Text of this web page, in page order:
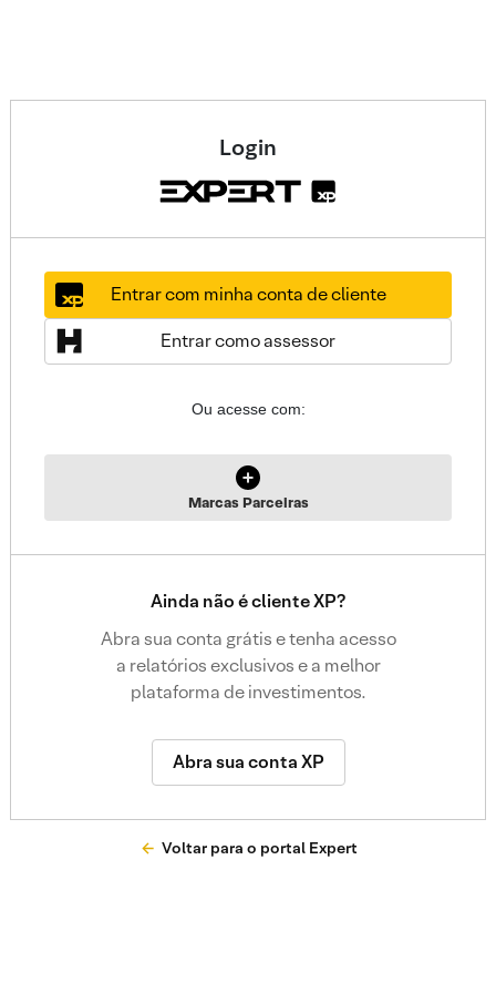
Login
Entrar com minha conta de cliente
Entrar como assessor
Ou acesse com:
Marcas Parceiras
Ainda não é cliente XP?
Abra sua conta grátis e tenha acesso
a relatórios exclusivos e a melhor
plataforma de investimentos.
Abra sua conta XP
Voltar para o portal Expert